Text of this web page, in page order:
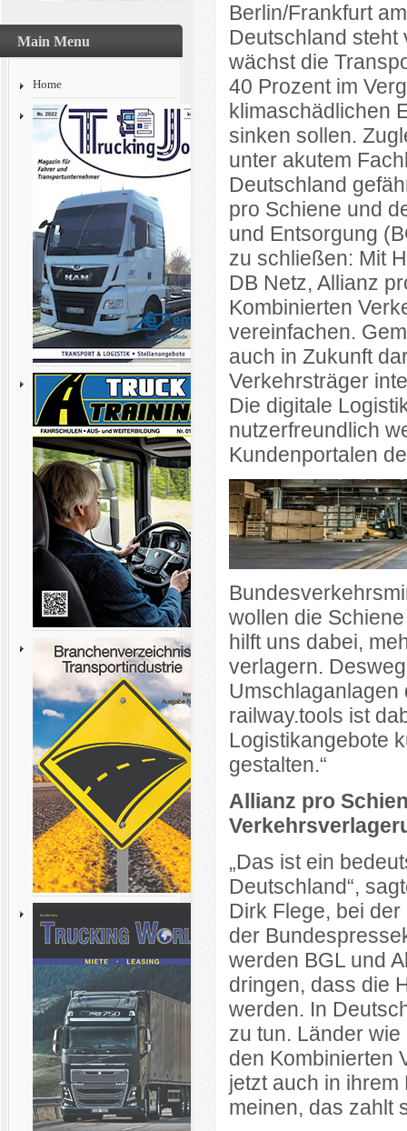
Main Menu
Home
Berlin/Frankfurt
Deutschland
wächst die
40 Prozent im
klimaschädlichen
sinken sollen.
unter akutem
Deutschland
pro Schiene und
und Entsorgung
zu schließen: Mit
DB Netz, Allianz
Kombinierten
vereinfachen.
auch in Zukunft
Verkehrsträger
Die digitale
nutzerfreundlich
Kundenportalen
wollen die
hilft uns dabei,
verlagern.
Umschlaganlagen
railway.tools ist
Logistikangebote
gestalten.“
Allianz pro
„Das ist ein
Deutschland“,
Dirk Flege, bei
der
werden BGL und
dringen, dass die
werden. In
zu tun. Länder
den Kombinierten
jetzt auch in
meinen, das zahlt